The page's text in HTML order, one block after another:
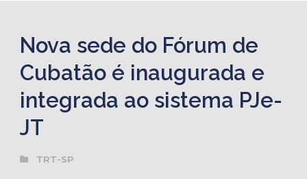
Nova sede do Fórum de
Cubatão é inaugurada e
integrada ao sistema PJe-
JT
TRT-SP